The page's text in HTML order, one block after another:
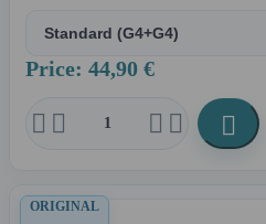
Price: 44,90 €
    
ORIGINAL